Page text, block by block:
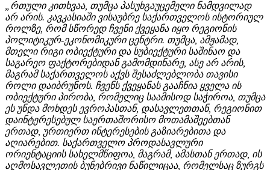
„რთული კითხვაა, თუმცა პასუხგაუცემელი ნამდვილად
არ არის. კავკასიაში ვისაუბრე საქართველოს ისტორიულ
როლზე, რომ სწორედ ჩვენი ქვეყანა იყო რეგიონის
პოლიტიკურ-ეკონომიკური ცენტრი. თუმცა, ამჟამად,
მთელი რიგი ობიექტური და სუბიექტური საშინაო და
საგარეო ფაქტორებიდან გამომდინარე, ასე არ არის,
მაგრამ საქართველოს აქვს შესაძლებლობა თავისი
როლი დაიბრუნოს. ჩვენს ქვეყანას გააჩნია ყველა ის
ობიექტური პირობა, რომელიც საამისოდ საჭიროა, თუმცა
ეს უნდა მოხდეს ევროპასთან, დასავლეთთან, რეგიონით
დაინტერესებულ საერთაშორისო მოთამაშეებთან
ერთად, ურთიერთ ინტერესების გაზიარებითა და
აღიარებით. საქართველო პროდასავლური
ორიენტაციის სახელმწიფოა, მაგრამ, ამასთან ერთად, ის
აღმოსავლეთის ბუნებრივი ნაწილიცაა, რომელსაც ზურგს